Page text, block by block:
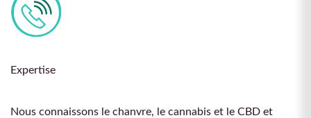
Expertise
Nous connaissons le chanvre, le cannabis et le CBD et